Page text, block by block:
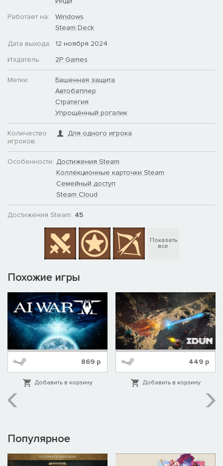
Работает на:
Windows
Steam Deck
Дата выхода:
12 ноября 2024
Издатель:
2P Games
Метки:
Башенная защита
Автобаттлер
Стратегия
Упрощённый рогалик
Количество
игроков:
Для одного игрока
Особенности: Достижения Steam
Коллекционные карточки Steam
Семейный доступ
Steam Cloud
Достижения Steam: 45
Показать
все
Похожие игры
869 р
Добавить в корзину
449 р
Добавить в корзину
Популярное